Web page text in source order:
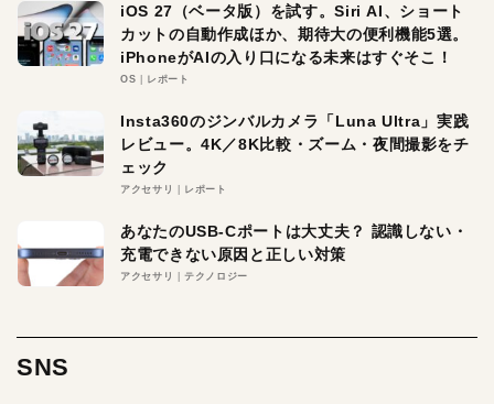
iOS 27（ベータ版）を試す。Siri AI、ショート
カットの自動作成ほか、期待大の便利機能5選。
iPhoneがAIの入り口になる未来はすぐそこ！
OS レポート
Insta360のジンバルカメラ「Luna Ultra」実践
レビュー。4K／8K比較・ズーム・夜間撮影をチ
ェック
アクセサリ レポート
あなたのUSB-Cポートは大丈夫？ 認識しない・
充電できない原因と正しい対策
アクセサリ テクノロジー
SNS